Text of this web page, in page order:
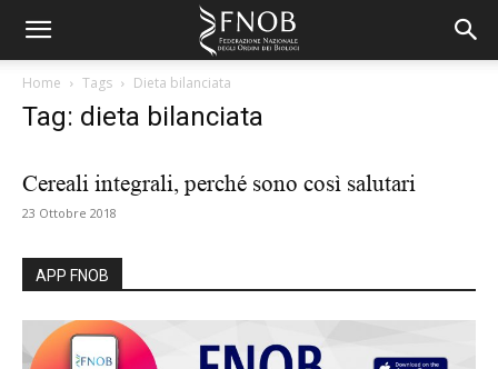
Home Tags Dieta bilanciata
Tag: dieta bilanciata
Cereali integrali, perché sono così salutari
23 Ottobre 2018
APP FNOB